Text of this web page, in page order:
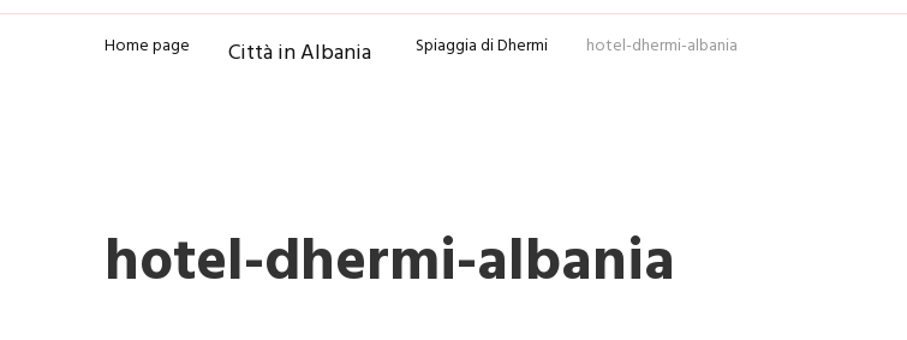
Home page Città in Albania Spiaggia di Dhermi hotel-dhermi-albania
hotel-dhermi-albania